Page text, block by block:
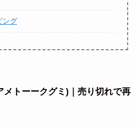
ング
メトーークグミ)｜売り切れで再